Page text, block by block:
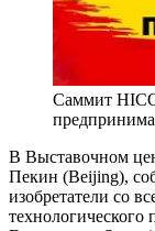
Саммит
В Выставочном
Пекин (Beijing),
изобретатели со